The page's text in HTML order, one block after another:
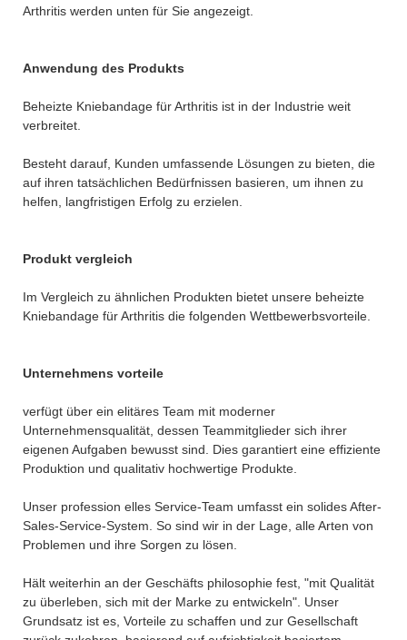
Arthritis werden unten für Sie angezeigt.
Anwendung des Produkts
Beheizte Kniebandage für Arthritis ist in der Industrie weit
verbreitet.
Besteht darauf, Kunden umfassende Lösungen zu bieten, die
auf ihren tatsächlichen Bedürfnissen basieren, um ihnen zu
helfen, langfristigen Erfolg zu erzielen.
Produkt vergleich
Im Vergleich zu ähnlichen Produkten bietet unsere beheizte
Kniebandage für Arthritis die folgenden Wettbewerbsvorteile.
Unternehmens vorteile
verfügt über ein elitäres Team mit moderner
Unternehmensqualität, dessen Teammitglieder sich ihrer
eigenen Aufgaben bewusst sind. Dies garantiert eine effiziente
Produktion und qualitativ hochwertige Produkte.
Unser profession elles Service-Team umfasst ein solides After-
Sales-Service-System. So sind wir in der Lage, alle Arten von
Problemen und ihre Sorgen zu lösen.
Hält weiterhin an der Geschäfts philosophie fest, "mit Qualität
zu überleben, sich mit der Marke zu entwickeln". Unser
Grundsatz ist es, Vorteile zu schaffen und zur Gesellschaft